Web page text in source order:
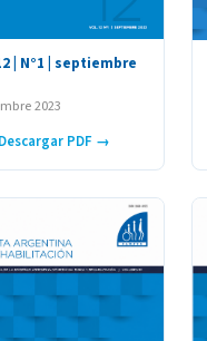
| N°1 | septiembre
2023
PDF →